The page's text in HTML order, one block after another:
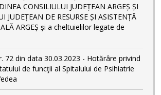
CONSILIULUI JUDEȚEAN ARGEȘ ȘI
JUDEȚEAN DE RESURSE ȘI ASISTENȚĂ
ARGEȘ și a cheltuielilor legate de
72 din data 30.03.2023 - Hotărâre privind
de funcţii al Spitalului de Psihiatrie